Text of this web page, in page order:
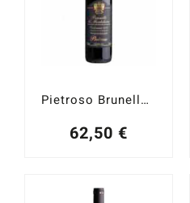
Pietroso Brunello di Montalcino 2020
62,50 €